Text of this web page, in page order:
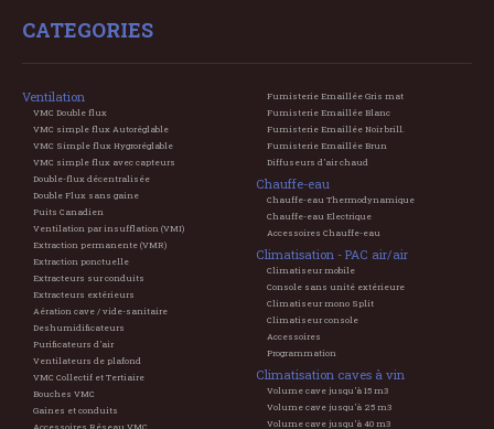
CATEGORIES
Ventilation
VMC Double flux
VMC simple flux Autoréglable
VMC Simple flux Hygroréglable
VMC simple flux avec capteurs
Double-flux décentralisée
Double Flux sans gaine
Puits Canadien
Ventilation par insufflation (VMI)
Extraction permanente (VMR)
Extraction ponctuelle
Extracteurs sur conduits
Extracteurs extérieurs
Aération cave / vide-sanitaire
Deshumidificateurs
Purificateurs d'air
Ventilateurs de plafond
VMC Collectif et Tertiaire
Bouches VMC
Gaines et conduits
Fumisterie Emaillée Gris mat
Fumisterie Emaillée Blanc
Fumisterie Emaillée Noir brill.
Fumisterie Emaillée Brun
Diffuseurs d'air chaud
Chauffe-eau
Chauffe-eau Thermodynamique
Chauffe-eau Electrique
Accessoires Chauffe-eau
Climatisation - PAC air/air
Climatiseur mobile
Console sans unité extérieure
Climatiseur mono Split
Climatiseur console
Accessoires
Programmation
Climatisation caves à vin
Volume cave jusqu'à 15 m3
Volume cave jusqu'à 25 m3
Volume cave jusqu'à 40 m3